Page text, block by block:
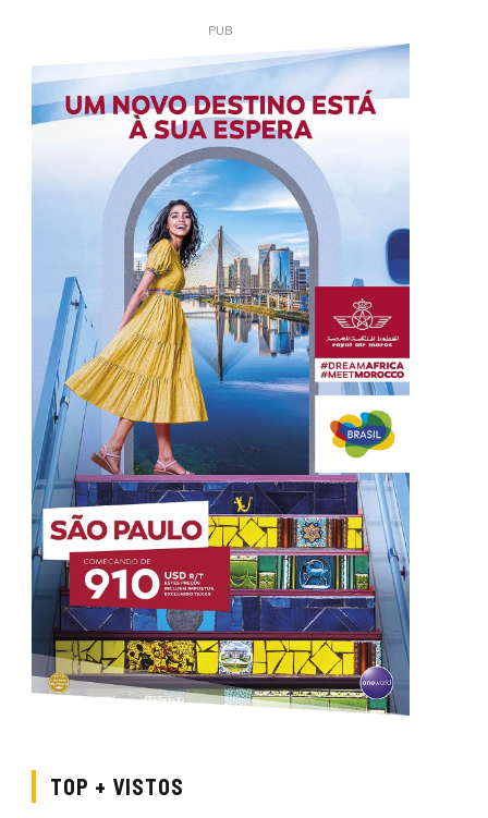
PUB
TOP + VISTOS